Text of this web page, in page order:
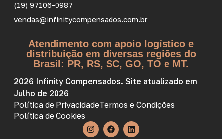
(19) 97106-0987
vendas@infinitycompensados.com.br
Atendimento com apoio logístico e
distribuição em diversas regiões do
Brasil: PR, RS, SC, GO, TO e MT.
2026 Infinity Compensados. Site atualizado em
Julho de 2026
Política de PrivacidadeTermos e Condições
Política de Cookies